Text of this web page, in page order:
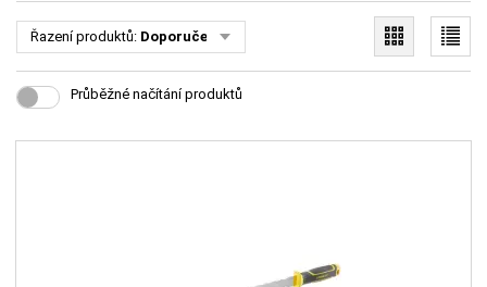
Řazení produktů: Doporučené
Průběžné načítání produktů